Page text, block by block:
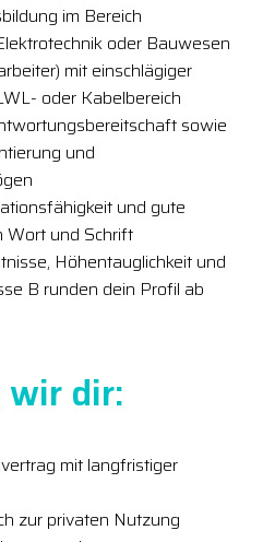
im Bereich
oder Bauwesen
mit einschlägiger
oder Kabelbereich
sowie
und
und gute
Wort und Schrift
Höhentauglichkeit und
B runden dein Profil ab
wir dir:
mit langfristiger
zur privaten Nutzung